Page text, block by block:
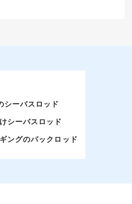
シーバスロッド
シーバスロッド
ングのパックロッド